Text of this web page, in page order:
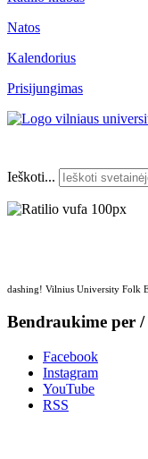
Natos
Kalendorius
Prisijungimas
Ieškoti...
dashing! Vilnius University Folk
Bendraukime per
Facebook
Instagram
YouTube
RSS